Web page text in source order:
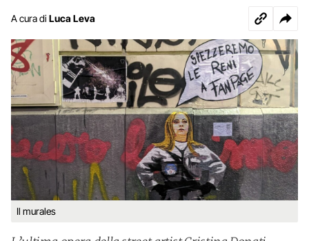
A cura di Luca Leva
Il murales